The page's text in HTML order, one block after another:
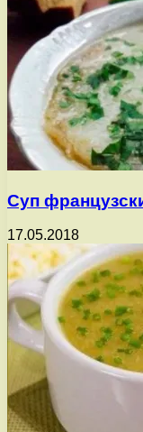
Суп
17.05.2018